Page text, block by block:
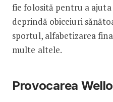
fie folosită pentru a ajuta
deprindă obiceiuri
sportul, alfabetizarea
multe altele.
Provocarea Wello